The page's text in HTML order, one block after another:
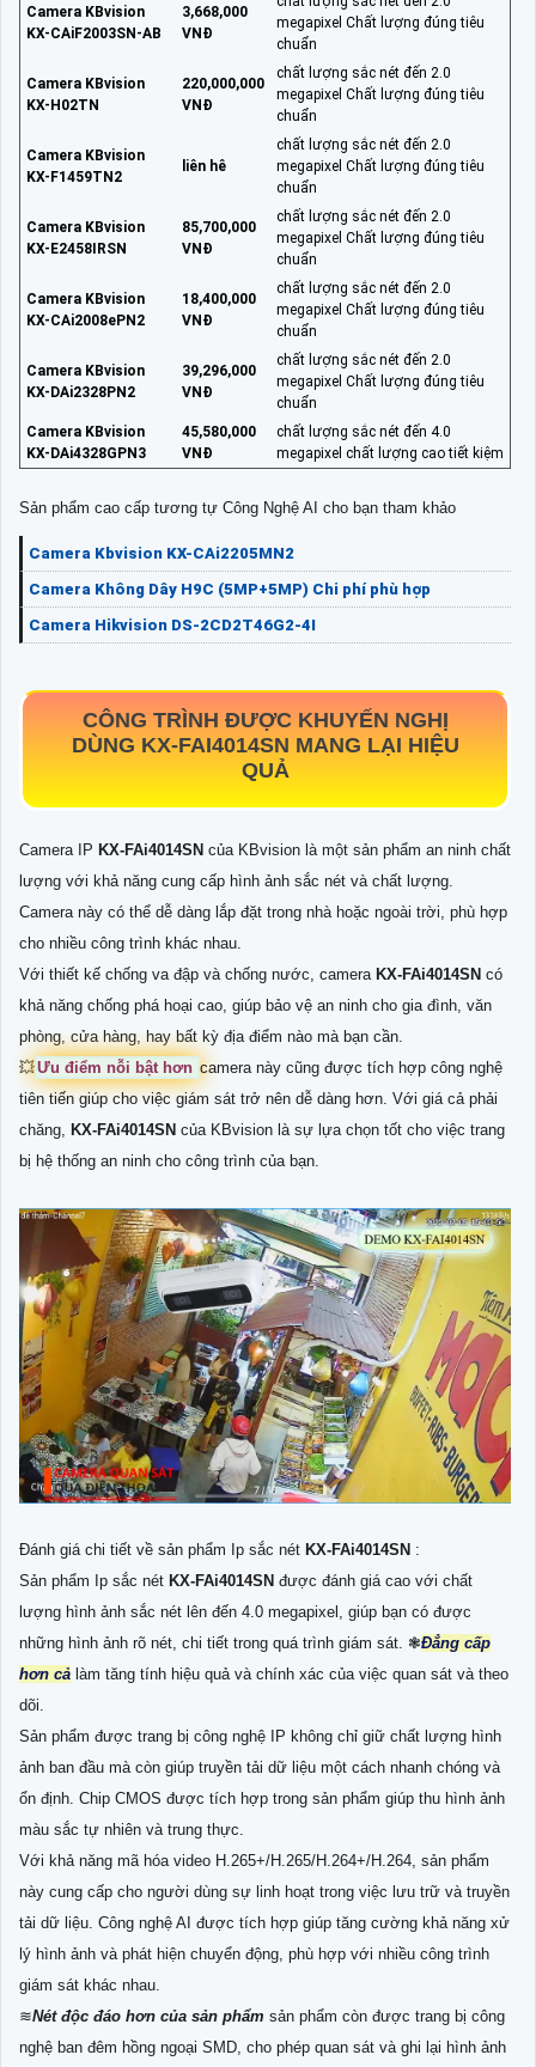
Camera KBvision
KX-CAiF2003SN-AB
3,668,000
VNĐ
megapixel Chất lượng đúng tiêu
chuẩn
Camera KBvision
KX-H02TN
220,000,000
VNĐ
chất lượng sắc nét đến 2.0
megapixel Chất lượng đúng tiêu
chuẩn
Camera KBvision
KX-F1459TN2
liên hê
chất lượng sắc nét đến 2.0
megapixel Chất lượng đúng tiêu
chuẩn
Camera KBvision
KX-E2458IRSN
85,700,000
VNĐ
chất lượng sắc nét đến 2.0
megapixel Chất lượng đúng tiêu
chuẩn
Camera KBvision
KX-CAi2008ePN2
18,400,000
VNĐ
chất lượng sắc nét đến 2.0
megapixel Chất lượng đúng tiêu
chuẩn
Camera KBvision
KX-DAi2328PN2
39,296,000
VNĐ
chất lượng sắc nét đến 2.0
megapixel Chất lượng đúng tiêu
chuẩn
Camera KBvision
KX-DAi4328GPN3
45,580,000
VNĐ
chất lượng sắc nét đến 4.0
megapixel chất lượng cao tiết kiệm
Sản phẩm cao cấp tương tự Công Nghệ AI cho bạn tham khảo
Camera Kbvision KX-CAi2205MN2
Camera Không Dây H9C (5MP+5MP) Chi phí phù hợp
Camera Hikvision DS-2CD2T46G2-4I
CÔNG TRÌNH ĐƯỢC KHUYẾN NGHỊ
DÙNG KX-FAI4014SN MANG LẠI HIỆU
QUẢ
Camera IP KX-FAi4014SN của KBvision là một sản phẩm an ninh chất
lượng với khả năng cung cấp hình ảnh sắc nét và chất lượng.
Camera này có thể dễ dàng lắp đặt trong nhà hoặc ngoài trời, phù hợp
cho nhiều công trình khác nhau.
Với thiết kế chống va đập và chống nước, camera KX-FAi4014SN có
khả năng chống phá hoại cao, giúp bảo vệ an ninh cho gia đình, văn
phòng, cửa hàng, hay bất kỳ địa điểm nào mà bạn cần.
💥Ưu điểm nỗi bật hơn camera này cũng được tích hợp công nghệ
tiên tiến giúp cho việc giám sát trở nên dễ dàng hơn. Với giá cả phải
chăng, KX-FAi4014SN của KBvision là sự lựa chọn tốt cho việc trang
bị hệ thống an ninh cho công trình của bạn.
Đánh giá chi tiết về sản phẩm Ip sắc nét KX-FAi4014SN :
Sản phẩm Ip sắc nét KX-FAi4014SN được đánh giá cao với chất
lượng hình ảnh sắc nét lên đến 4.0 megapixel, giúp bạn có được
những hình ảnh rõ nét, chi tiết trong quá trình giám sát. ❃Đẳng cấp
hơn cả làm tăng tính hiệu quả và chính xác của việc quan sát và theo
dõi.
Sản phẩm được trang bị công nghệ IP không chỉ giữ chất lượng hình
ảnh ban đầu mà còn giúp truyền tải dữ liệu một cách nhanh chóng và
ổn định. Chip CMOS được tích hợp trong sản phẩm giúp thu hình ảnh
màu sắc tự nhiên và trung thực.
Với khả năng mã hóa video H.265+/H.265/H.264+/H.264, sản phẩm
này cung cấp cho người dùng sự linh hoạt trong việc lưu trữ và truyền
tải dữ liệu. Công nghệ AI được tích hợp giúp tăng cường khả năng xử
lý hình ảnh và phát hiện chuyển động, phù hợp với nhiều công trình
giám sát khác nhau.
≋Nét độc đáo hơn của sản phẩm sản phẩm còn được trang bị công
nghệ ban đêm hồng ngoại SMD, cho phép quan sát và ghi lại hình ảnh